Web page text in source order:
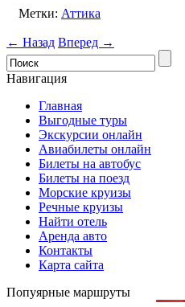
Метки: Аттика
← Назад Вперед →
Навигация
Главная
Выгодные туры
Экскурсии онлайн
Авиабилеты онлайн
Билеты на автобус
Билеты на поезд
Морские круизы
Речные круизы
Найти отель
Аренда авто
Контакты
Карта сайта
Попуярные маршруты